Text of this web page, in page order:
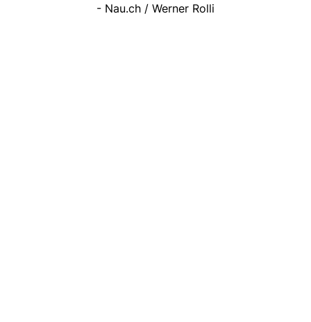
- Nau.ch / Werner Rolli